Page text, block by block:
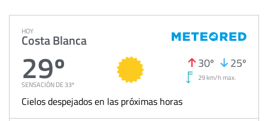
HOY
Costa Blanca
29º
SENSACIÓN DE 33º
30º 25º
29 km/h max.
Cielos despejados en las próximas horas